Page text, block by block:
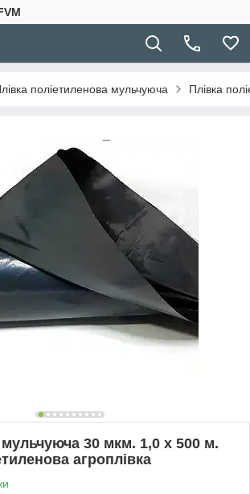
поліетиленова мульчуюча Плівка
30 мкм. 1,0 х 500 м.
агроплівка